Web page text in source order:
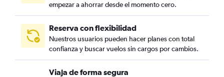
empezar a ahorrar desde el momento cero.
Reserva con flexibilidad
Nuestros usuarios pueden hacer planes con total
confianza y buscar vuelos sin cargos por cambios.
Viaja de forma segura